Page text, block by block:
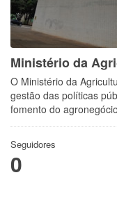
Ministério da
O Ministério da
gestão das políticas
fomento do
Seguidores
0